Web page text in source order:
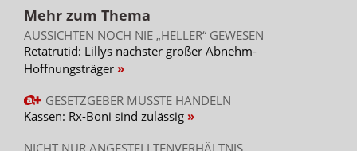
Mehr zum Thema
AUSSICHTEN NOCH NIE „HELLER“ GEWESEN
Retatrutid: Lillys nächster großer Abnehm-
Hoffnungsträger
GESETZGEBER MÜSSTE HANDELN
Kassen: Rx-Boni sind zulässig
NICHT NUR ANGESTELLTENVERHÄLTNIS